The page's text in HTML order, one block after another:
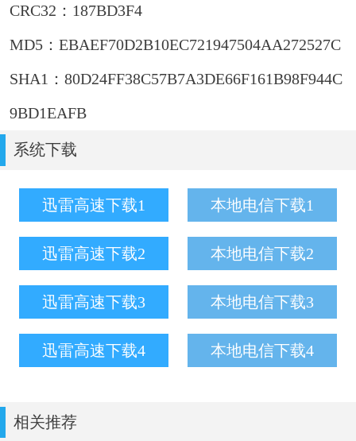
CRC32：187BD3F4
MD5：EBAEF70D2B10EC721947504AA272527C
SHA1：80D24FF38C57B7A3DE66F161B98F944C
9BD1EAFB
系统下载
迅雷高速下载1
迅雷高速下载2
迅雷高速下载3
迅雷高速下载4
本地电信下载1
本地电信下载2
本地电信下载3
本地电信下载4
相关推荐